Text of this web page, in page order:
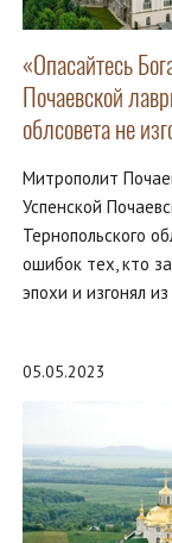
«Опасайтесь
Почаевской
облсовета не
Митрополит
Успенской
Тернопольского
ошибок тех, кто
эпохи и изгонял
05.05.2023